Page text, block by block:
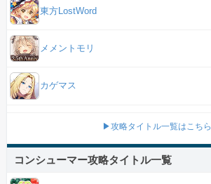
東方LostWord
メメントモリ
カゲマス
▶攻略タイトル一覧はこちら
コンシューマー攻略タイトル一覧